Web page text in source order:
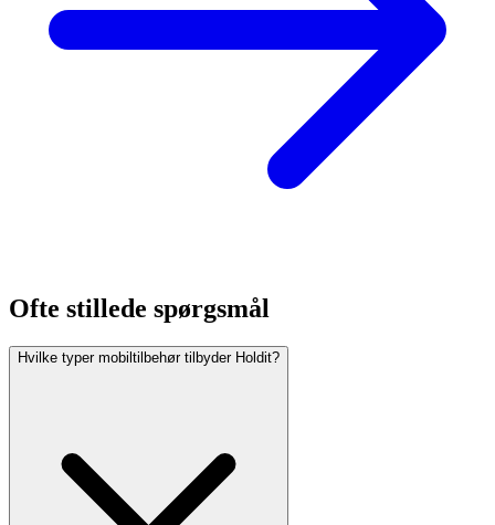
Ofte stillede spørgsmål
Hvilke typer mobiltilbehør tilbyder Holdit?